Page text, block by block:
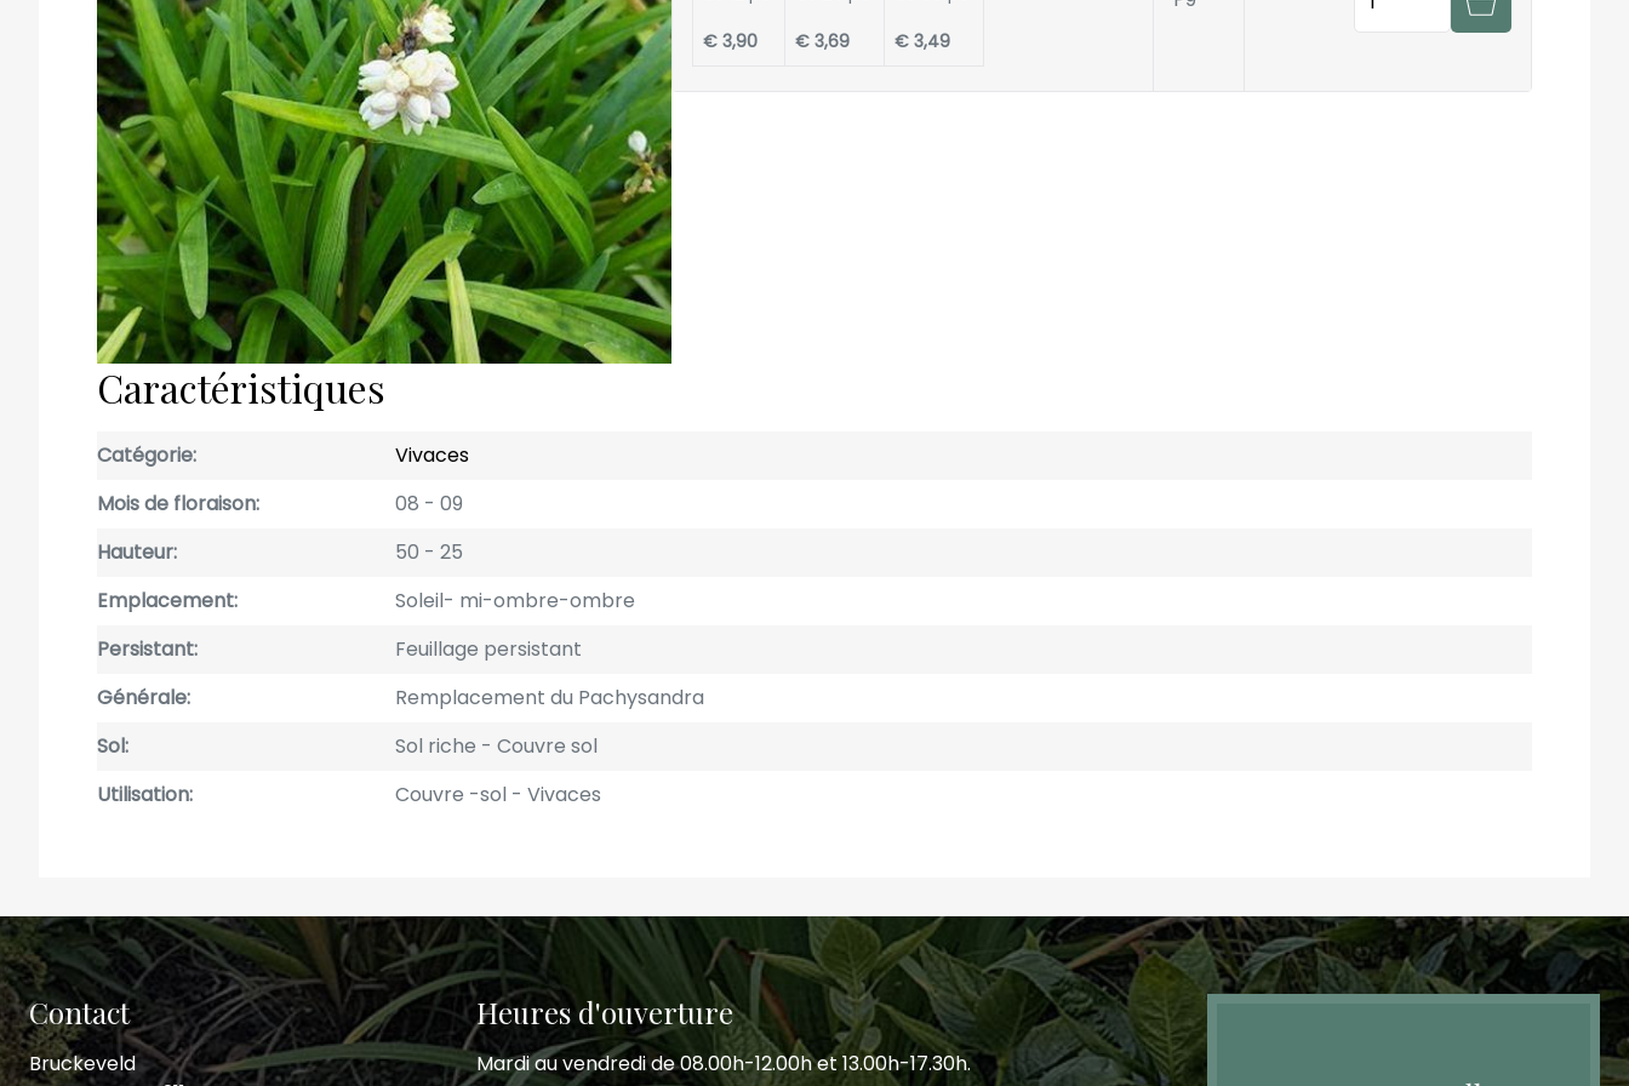
€ 3,90
€ 3,69
€ 3,49
Caractéristiques
Catégorie
Vivaces
Mois de floraison
08
09
Hauteur
50
25
Emplacement
Soleil- mi-ombre-ombre
Persistant
Feuillage persistant
Générale
Remplacement du Pachysandra
Sol
Sol riche
Couvre sol
Utilisation
Couvre -sol Vivaces
Contact
Bruckeveld
Heures d'ouverture
Mardi au vendredi de 08.00h-12.00h et 13.00h-17.30h.